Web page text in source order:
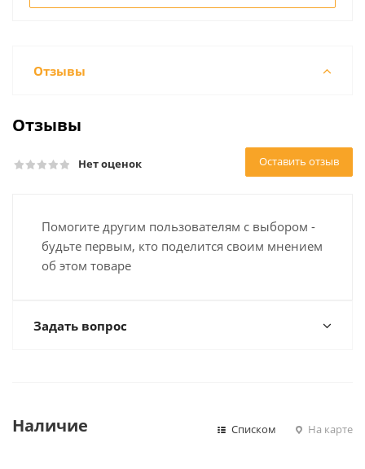
Отзывы
Отзывы
Нет оценок Оставить отзыв
Помогите другим пользователям с выбором -
будьте первым, кто поделится своим мнением
об этом товаре
Задать вопрос
Наличие Списком На карте